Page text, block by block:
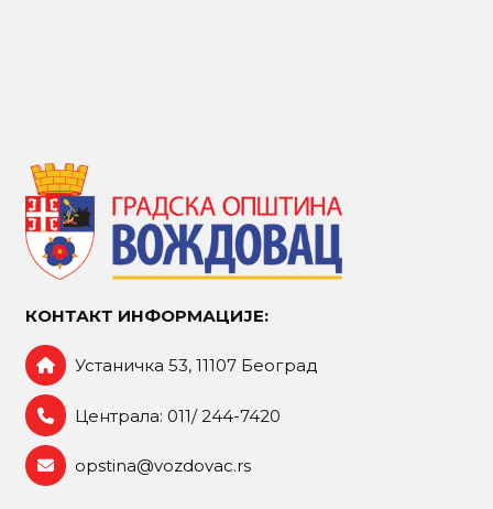
КОНТАКТ ИНФОРМАЦИЈЕ:
Устаничка 53, 11107 Београд
Централа: 011/ 244-7420
opstina@vozdovac.rs